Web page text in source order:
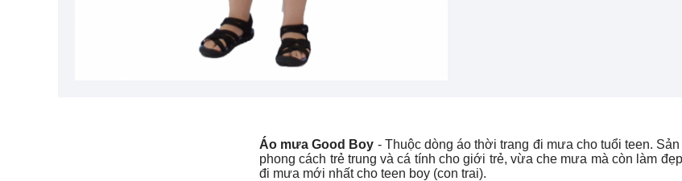
Áo mưa Good Boy - Thuộc dòng áo thời trang đi mưa cho tuổi teen.
phong cách trẻ trung và cá tính cho giới trẻ, vừa che mưa mà còn làm
đi mưa mới nhất cho teen boy (con trai).